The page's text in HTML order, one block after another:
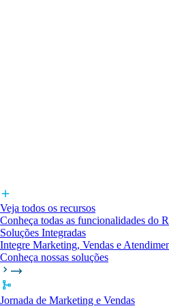
Veja todos os recursos
Conheça todas as funcionalidades do
Soluções Integradas
Integre Marketing, Vendas e
Conheça nossas soluções
Jornada de Marketing e Vendas